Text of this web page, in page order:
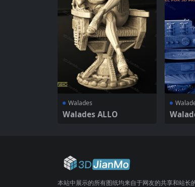
Walades
Walades ALLO
本站中展示的所有图纸均来自于网友的共享和站长